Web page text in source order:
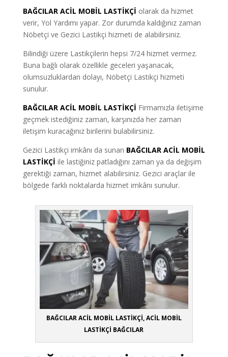
BAĞCILAR ACİL MOBİL LASTİKÇİ olarak da hizmet
verir, Yol Yardımı yapar. Zor durumda kaldığınız zaman
Nöbetçi ve Gezici Lastikçi hizmeti de alabilirsiniz.
Bilindiği üzere Lastikçilerin hepsi 7/24 hizmet vermez.
Buna bağlı olarak özellikle geceleri yaşanacak,
olumsuzluklardan dolayı, Nöbetçi Lastikçi hizmeti
sunulur.
BAĞCILAR ACİL MOBİL LASTİKÇİ Firmamızla iletişime
geçmek istediğiniz zaman, karşınızda her zaman
iletişim kuracağınız birilerini bulabilirsiniz.
Gezici Lastikçi imkânı da sunan BAĞCILAR ACİL MOBİL
LASTİKÇİ ile lastiğiniz patladığını zaman ya da değişim
gerektiği zaman, hizmet alabilirsiniz. Gezici araçlar ile
bölgede farklı noktalarda hizmet imkânı sunulur.
BAĞCILAR ACİL MOBİL LASTİKÇİ, ACİL MOBİL
LASTİKÇİ BAĞCILAR